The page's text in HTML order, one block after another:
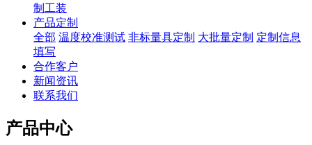
制工装
产品定制
全部 温度校准测试 非标量具定制 大批量定制 定制信息
填写
合作客户
新闻资讯
联系我们
产品中心